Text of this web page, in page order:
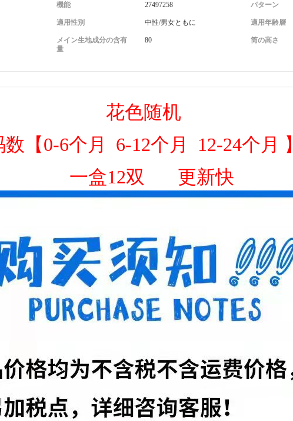
機能 27497258 パターン
適用性別 中性/男女ともに 適用年齢層
メイン生地成分の含有
量
80 筒の高さ
花色随机
数【0-6个月 6-12个月 12-24个月 】
一盒12双 更新快